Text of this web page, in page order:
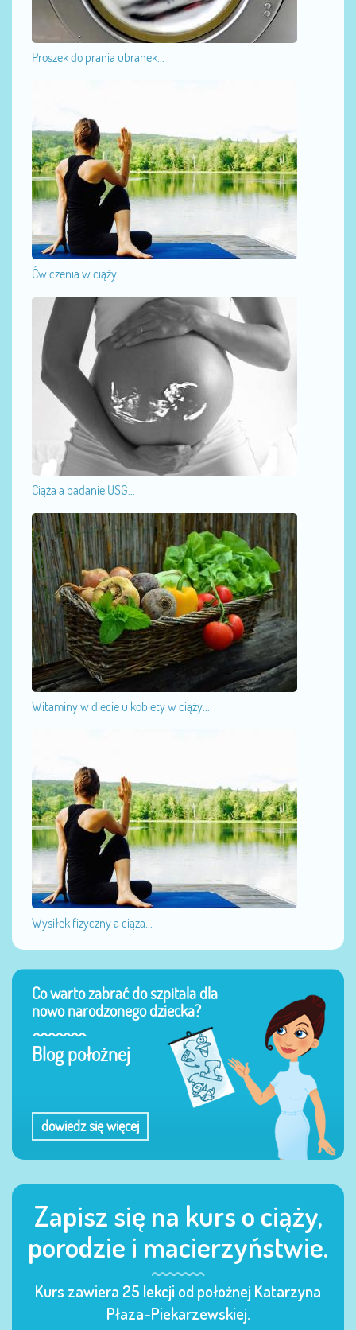
Proszek do prania ubranek...
Ćwiczenia w ciąży...
Ciąża a badanie USG...
Witaminy w diecie u kobiety w ciąży...
Wysiłek fizyczny a ciąża...
Co warto zabrać do szpitala dla
nowo narodzonego dziecka?
Blog położnej
dowiedz się więcej
Zapisz się na kurs o ciąży,
porodzie i macierzyństwie.
Kurs zawiera 25 lekcji od położnej Katarzyna
Płaza-Piekarzewskiej.